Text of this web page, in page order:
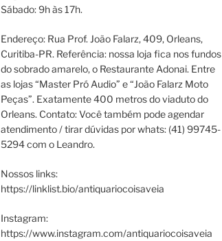
Sábado: 9h às 17h.
Endereço: Rua Prof. João Falarz, 409, Orleans,
Curitiba-PR. Referência: nossa loja fica nos fundos
do sobrado amarelo, o Restaurante Adonai. Entre
as lojas “Master Pró Audio” e “João Falarz Moto
Peças”. Exatamente 400 metros do viaduto do
Orleans. Contato: Você também pode agendar
atendimento / tirar dúvidas por whats: (41) 99745-
5294 com o Leandro.
Nossos links:
https://linklist.bio/antiquariocoisaveia
Instagram:
https://www.instagram.com/antiquariocoisaveia